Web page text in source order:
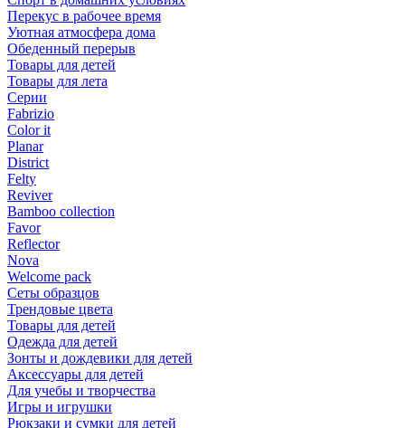
Перекус в рабочее время
Уютная атмосфера дома
Обеденный перерыв
Товары для детей
Товары для лета
Серии
Fabrizio
Color it
Planar
District
Felty
Reviver
Bamboo collection
Favor
Reflector
Nova
Welcome pack
Сеты образцов
Трендовые цвета
Товары для детей
Одежда для детей
Зонты и дождевики для детей
Аксессуары для детей
Для учебы и творчества
Игры и игрушки
Рюкзаки и сумки для детей